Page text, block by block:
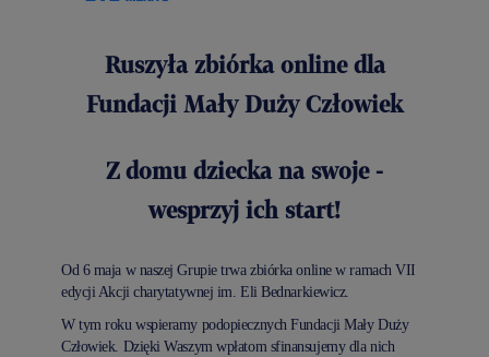
Ruszyła zbiórka online dla
Fundacji Mały Duży Człowiek
Z domu dziecka na swoje -
wesprzyj ich start!
Od 6 maja w naszej Grupie trwa zbiórka online w ramach VII
edycji Akcji charytatywnej im. Eli Bednarkiewicz.
W tym roku wspieramy podopiecznych Fundacji Mały Duży
Człowiek. Dzięki Waszym wpłatom sfinansujemy dla nich